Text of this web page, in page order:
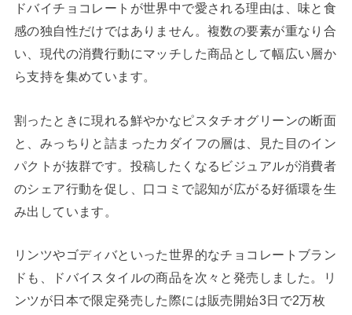
ドバイチョコレートが世界中で愛される理由は、味と食
感の独自性だけではありません。複数の要素が重なり合
い、現代の消費行動にマッチした商品として幅広い層か
ら支持を集めています。
割ったときに現れる鮮やかなピスタチオグリーンの断面
と、みっちりと詰まったカダイフの層は、見た目のイン
パクトが抜群です。投稿したくなるビジュアルが消費者
のシェア行動を促し、口コミで認知が広がる好循環を生
み出しています。
リンツやゴディバといった世界的なチョコレートブラン
ドも、ドバイスタイルの商品を次々と発売しました。リ
ンツが日本で限定発売した際には販売開始3日で2万枚